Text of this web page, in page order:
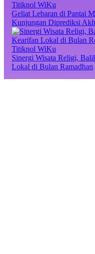
Titiknol WiKu
Geliat Lebaran di Pantai
Kunjungan Diprediksi
Titiknol WiKu
Sinergi Wisata Religi,
Lokal di Bulan Ramadhan